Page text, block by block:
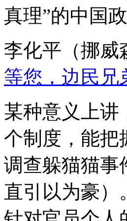
真理”的中国
李化平（挪威
等您，边民兄
某种意义上讲
个制度，能把
调查躲猫猫事
直引以为豪）